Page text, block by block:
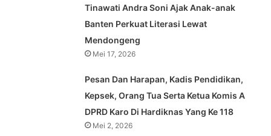
Tinawati Andra Soni Ajak Anak-anak
Banten Perkuat Literasi Lewat
Mendongeng
Mei 17, 2026
Pesan Dan Harapan, Kadis Pendidikan,
Kepsek, Orang Tua Serta Ketua Komis A
DPRD Karo Di Hardiknas Yang Ke 118
Mei 2, 2026